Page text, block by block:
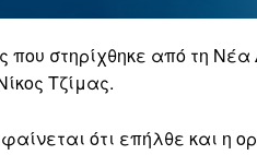
στηρίχθηκε από τη
Τζίμας.
ότι επήλθε και η